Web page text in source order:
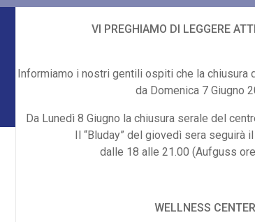
VI PREGHIAMO DI LEGGERE
Informiamo i nostri gentili ospiti che la chiusura
da Domenica 7 Giugno
Da Lunedì 8 Giugno la chiusura serale del
Il “Bluday” del giovedì sera seguirà
dalle 18 alle 21.00 (Aufguss
WELLNESS CENTER